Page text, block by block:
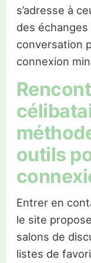
s’adresse à
des
conversation
connexion
outils
Entrer en
le site
salons de
listes de